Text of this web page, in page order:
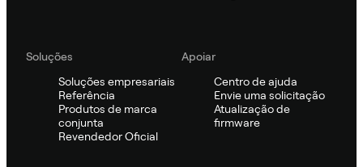
Soluções
Soluções empresariais
Referência
Produtos de marca
conjunta
Revendedor Oficial
Apoiar
Centro de ajuda
Envie uma solicitação
Atualização de
firmware